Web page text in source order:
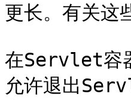
更长。有关这
在Servlet容
允许退出